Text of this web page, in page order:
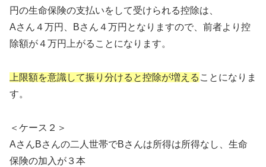
円の生命保険の支払いをして受けられる控除は、
Aさん４万円、Bさん４万円となりますので、前者より控
除額が４万円上がることになります。
上限額を意識して振り分けると控除が増える ことになりま
す。
＜ケース２＞
AさんBさんの二人世帯でBさんは所得は所得なし、生命
保険の加入が３本